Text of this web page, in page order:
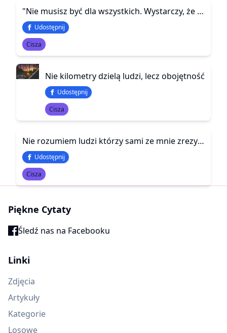
"Nie musisz być dla wszystkich. Wystarczy, że jesteś dla tych, którzy naprawdę chcą Cię znać"
Udostępnij
Cisza
Nie kilometry dzielą ludzi, lecz obojętność
Udostępnij
Cisza
Nie rozumiem ludzi którzy sami ze mnie zrezygnowali odepchnęli mnie i zerwali kontakty a potem wracają i są zdziwieni że już na nich nie czekam
Udostępnij
Cisza
Piękne Cytaty
Śledź nas na Facebooku
Linki
Zdjęcia
Artykuły
Kategorie
Losowe